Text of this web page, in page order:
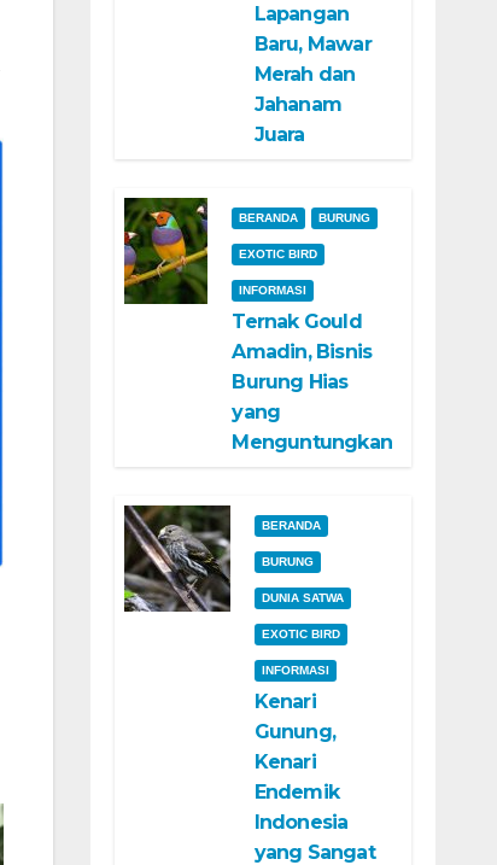
Lapangan
Baru, Mawar
Merah dan
Jahanam
Juara
BERANDA BURUNG
EXOTIC BIRD
INFORMASI
Ternak Gould
Amadin, Bisnis
Burung Hias
yang
Menguntungkan
BERANDA
BURUNG
DUNIA SATWA
EXOTIC BIRD
INFORMASI
Kenari
Gunung,
Kenari
Endemik
Indonesia
yang Sangat